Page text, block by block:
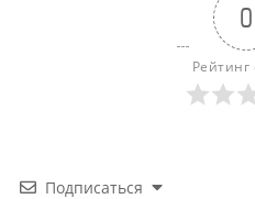
0
Рейтинг
Подписаться